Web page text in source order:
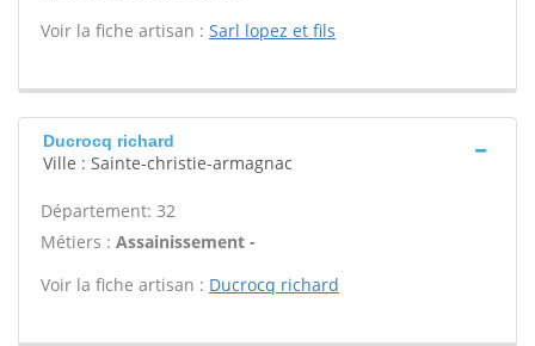
Voir la fiche artisan : Sarl lopez et fils
Ducrocq richard
Ville : Sainte-christie-armagnac
Département: 32
Métiers : Assainissement -
Voir la fiche artisan : Ducrocq richard